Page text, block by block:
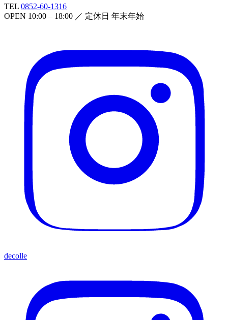
TEL 0852-60-1316
OPEN 10:00 – 18:00 ／ 定休日 年末年始
decolle